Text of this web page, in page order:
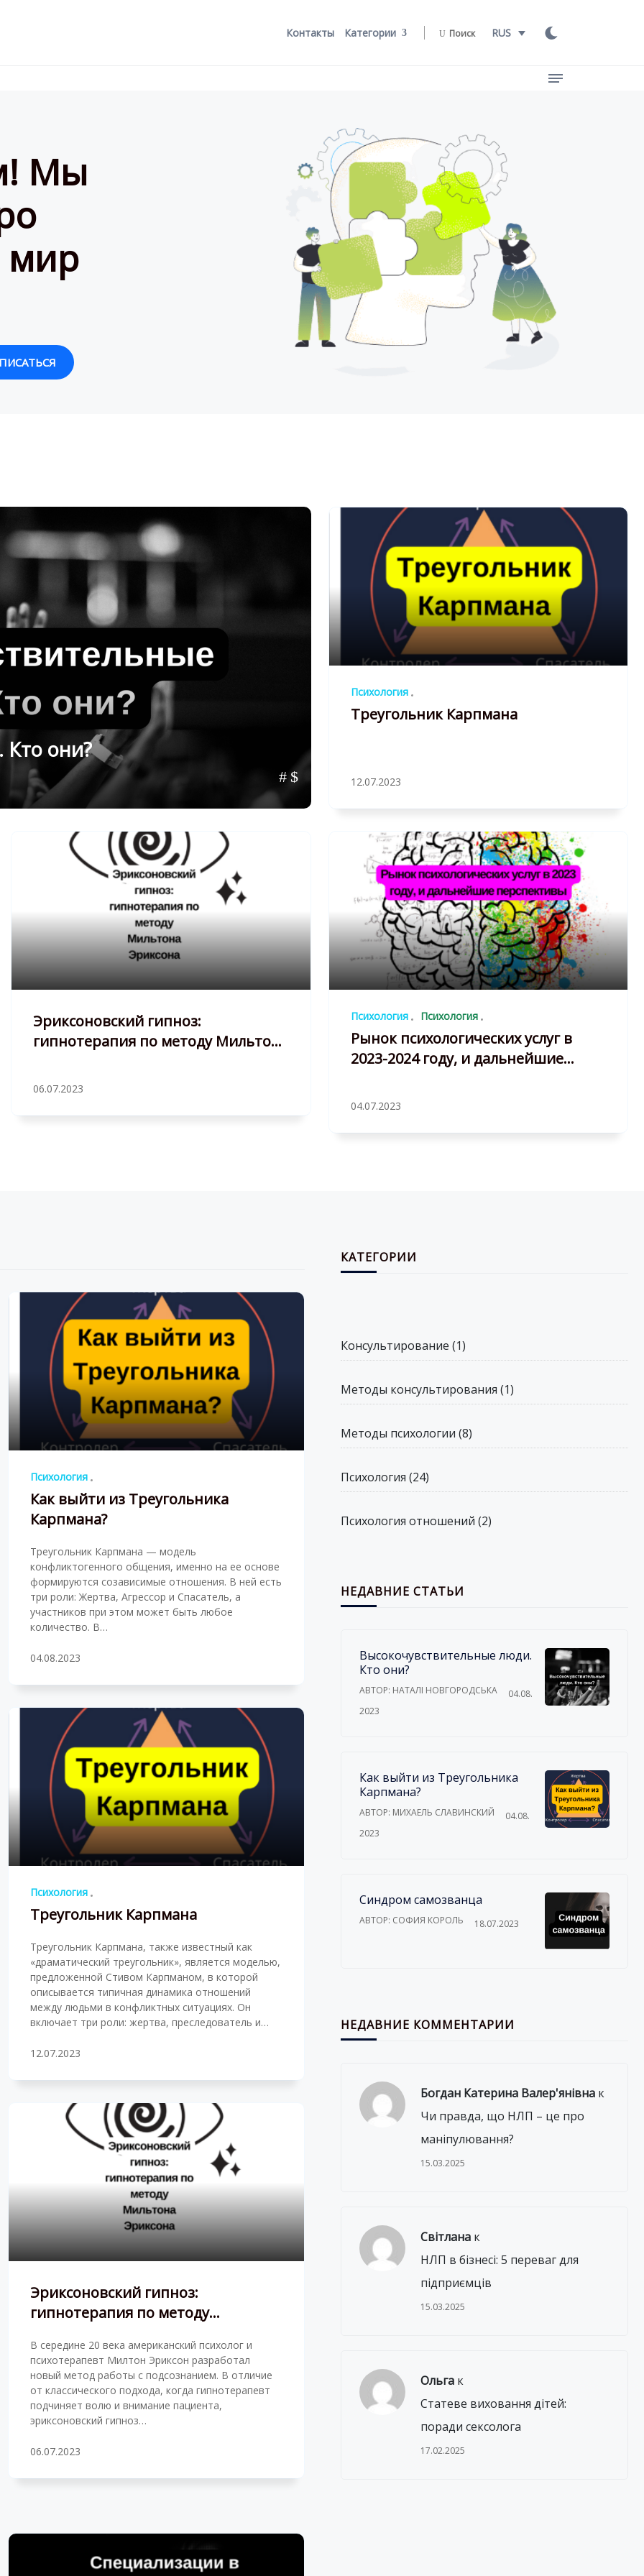
Контакты Категории Поиск RUS
Мы
мир
Кто они?
Психология
Треугольник Карпмана
12.07.2023
Эриксоновский гипноз:
гипнотерапия по методу Мильтона
06.07.2023
Психология Психология
Рынок психологических услуг в
2023-2024 году, и дальнейшие
04.07.2023
Психология
Как выйти из Треугольника
Карпмана?
Треугольник Карпмана — модель
конфликтогенного общения, именно на ее основе
формируются созависимые отношения. В ней есть
три роли: Жертва, Агрессор и Спасатель, а
участников при этом может быть любое
количество. В…
04.08.2023
Психология
Треугольник Карпмана
Треугольник Карпмана, также известный как
«драматический треугольник», является моделью,
предложенной Стивом Карпманом, в которой
описывается типичная динамика отношений
между людьми в конфликтных ситуациях. Он
включает три роли: жертва, преследователь и…
12.07.2023
Эриксоновский гипноз:
гипнотерапия по методу
В середине 20 века американский психолог и
психотерапевт Милтон Эриксон разработал
новый метод работы с подсознанием. В отличие
от классического подхода, когда гипнотерапевт
подчиняет волю и внимание пациента,
эриксоновский гипноз…
06.07.2023
КАТЕГОРИИ
Консультирование (1)
Методы консультирования (1)
Методы психологии (8)
Психология (24)
Психология отношений (2)
НЕДАВНИЕ СТАТЬИ
Высокочувствительные люди.
Кто они?
АВТОР: НАТАЛІ НОВГОРОДСЬКА
04.08.
2023
Как выйти из Треугольника
Карпмана?
АВТОР: МИХАЕЛЬ СЛАВИНСКИЙ
04.08.
2023
Синдром самозванца
АВТОР: СОФИЯ КОРОЛЬ 18.07.2023
НЕДАВНИЕ КОММЕНТАРИИ
Богдан Катерина Валер'янівнак
Чи правда, що НЛП – це про
маніпулювання?
15.03.2025
Світланак
НЛП в бізнесі: 5 переваг для
підприємців
15.03.2025
Ольгак
Статеве виховання дітей:
поради сексолога
17.02.2025